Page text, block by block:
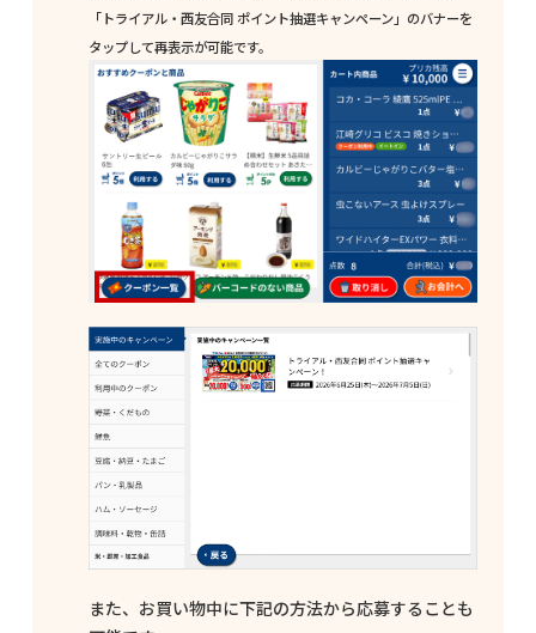
「トライアル・西友合同 ポイント抽選キャンペーン」のバナーを
タップして再表示が可能です。
また、お買い物中に下記の方法から応募することも